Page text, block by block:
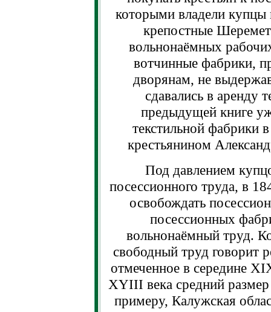
которыми владели
крепостные
вольнонаёмных
вотчинные фабрики,
дворянам, не
сдавались в аренду
предыдущей книге
текстильной фабрики
крестьянином
Под давлением
посессионного труда, в
освобождать
посессионных
вольнонаёмный труд.
свободный труд говорит
отмеченное в середине
XYIII века средний
примеру, Калужская